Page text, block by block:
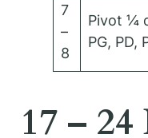
7
–
8
Pivot ¼
PG, PD,
17 –